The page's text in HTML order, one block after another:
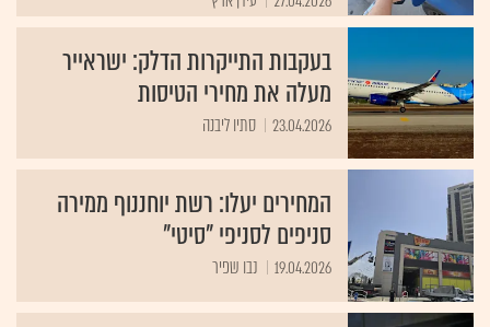
בעקבות התייקרות הדלק: ישראייר
מעלה את מחירי הטיסות
23.04.2026 סתיו ליבנה
המחירים יעלו: רשת יוחננוף ממירה
סניפים לסניפי "סיטי"
19.04.2026 נבו שפיר